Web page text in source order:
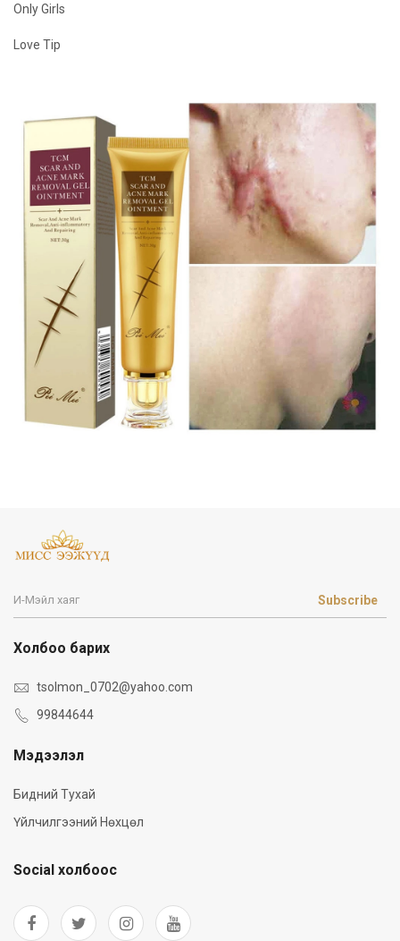
Only Girls
Love Tip
Subscribe
Холбоо барих
tsolmon_0702@yahoo.com
99844644
Мэдээлэл
Бидний Тухай
Үйлчилгээний Нөхцөл
Social холбоос